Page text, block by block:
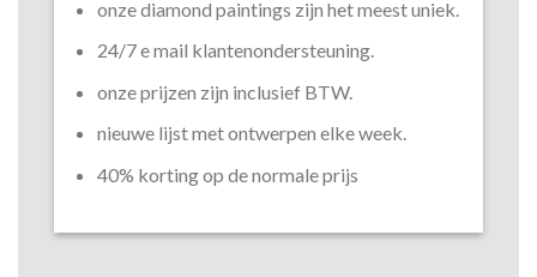
onze diamond paintings zijn het meest uniek.
24/7 e mail klantenondersteuning.
onze prijzen zijn inclusief BTW.
nieuwe lijst met ontwerpen elke week.
40% korting op de normale prijs